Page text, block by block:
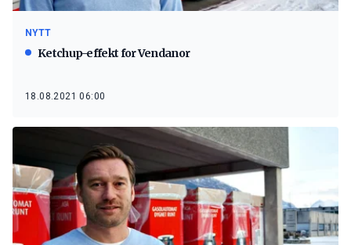
NYTT
Ketchup-effekt for Vendanor
18.08.2021 06:00